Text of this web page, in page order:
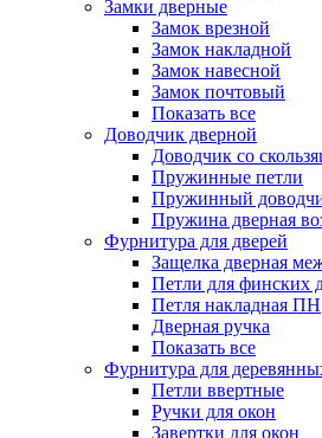
Замки дверные
Замок врезной
Замок накладной
Замок навесной
Замок почтовый
Показать все
Доводчик дверной
Доводчик со
Пружинные петли
Пружинный
Пружина дверная
Фурнитура для дверей
Защелка дверная
Петли для финских
Петля накладная ПН
Дверная ручка
Показать все
Фурнитура для
Петли ввертные
Ручки для окон
Завертки для окон